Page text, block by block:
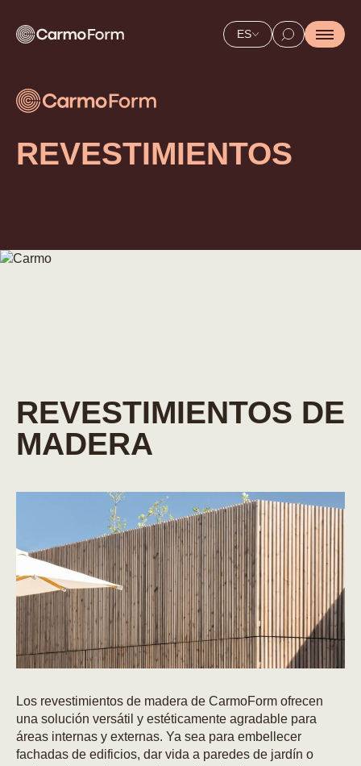
ES
REVESTIMIENTOS
REVESTIMIENTOS DE
MADERA
Los revestimientos de madera de CarmoForm ofrecen
una solución versátil y estéticamente agradable para
áreas internas y externas. Ya sea para embellecer
fachadas de edificios, dar vida a paredes de jardín o